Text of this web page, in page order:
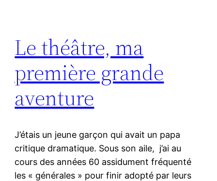
Le théâtre, ma
première grande
aventure
J’étais un jeune garçon qui avait un papa
critique dramatique. Sous son aile, j’ai au
cours des années 60 assidument fréquenté
les « générales » pour finir adopté par leurs